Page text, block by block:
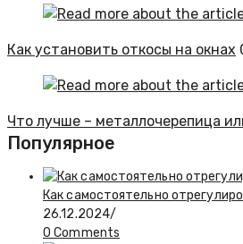
Как установить откосы на окнах
Что лучше – металлочерепица
Популярное
Как самостоятельно
26.12.2024/
0 Comments